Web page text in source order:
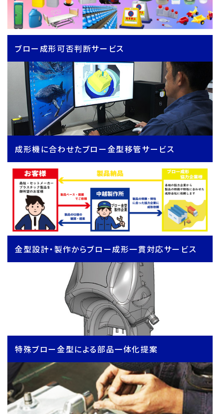
ブロー成形可否判断サービス
成形機に合わせたブロー金型移管サービス
金型設計・製作からブロー成形一貫対応サービス
特殊ブロー金型による部品一体化提案